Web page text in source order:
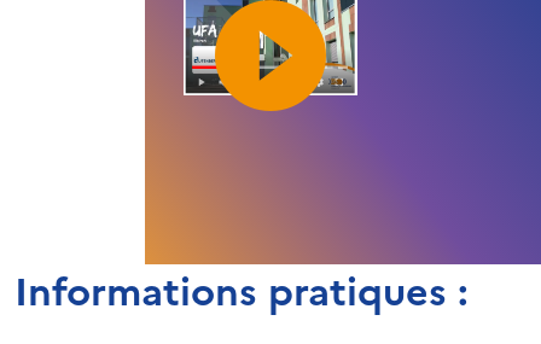
Informations pratiques :